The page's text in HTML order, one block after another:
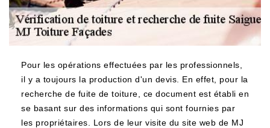
Pour les opérations effectuées par les professionnels,
il y a toujours la production d'un devis. En effet, pour la
recherche de fuite de toiture, ce document est établi en
se basant sur des informations qui sont fournies par
les propriétaires. Lors de leur visite du site web de MJ